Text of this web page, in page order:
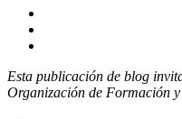
Esta publicación de blog
Organización de Formación